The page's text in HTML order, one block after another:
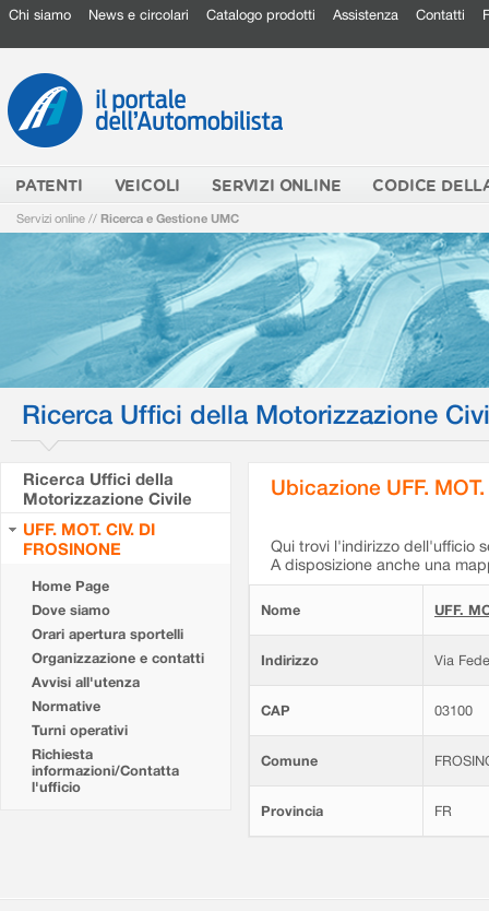
Chi siamo News e circolari Catalogo prodotti Assistenza Contatti
PATENTI VEICOLI SERVIZI ONLINE CODICE
Servizi online // Ricerca e Gestione UMC
Ricerca Uffici della Motorizzazione
Ricerca Uffici della
Motorizzazione Civile
UFF. MOT. CIV. DI
FROSINONE
Home Page
Dove siamo
Orari apertura sportelli
Organizzazione e contatti
Avvisi all'utenza
Normative
Turni operativi
Richiesta
informazioni/Contatta
l'ufficio
Ubicazione UFF.
Qui trovi l'indirizzo dell'ufficio
A disposizione anche una
Nome UFF.
Indirizzo Via
CAP 03100
Comune
Provincia FR